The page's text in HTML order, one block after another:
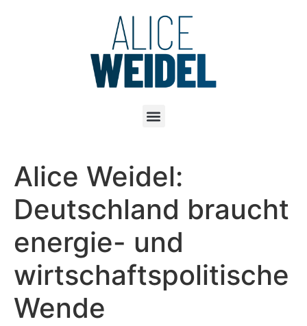
Alice Weidel:
Deutschland braucht
energie- und
wirtschaftspolitische
Wende